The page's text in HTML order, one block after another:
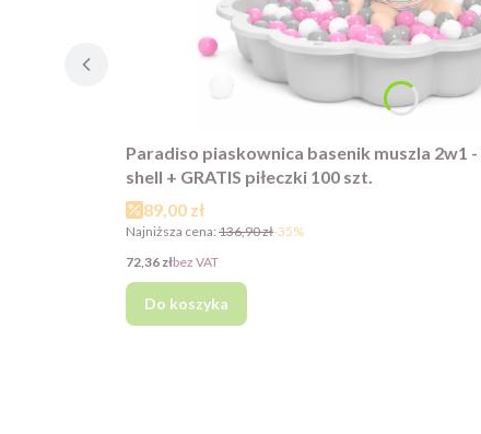
Paradiso piaskownica basenik muszla 2w1
shell + GRATIS piłeczki 100 szt.
Cena promocyjna
89,00 zł
Najniższa cena: 136,90 zł-35%
Cena
72,36 złbez VAT
Do koszyka